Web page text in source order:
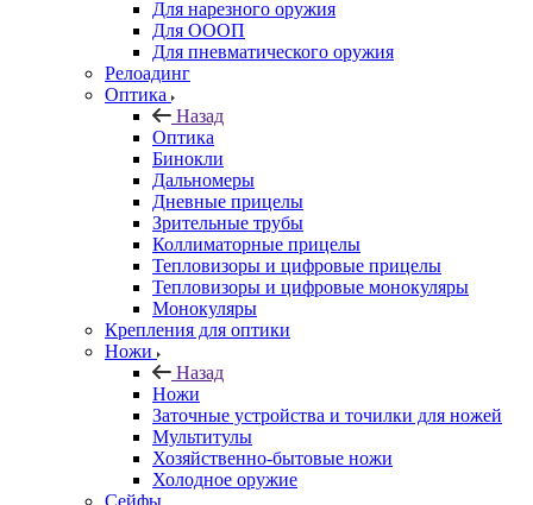
Для нарезного оружия
Для ОООП
Для пневматического оружия
Релоадинг
Оптика
Назад
Оптика
Бинокли
Дальномеры
Дневные прицелы
Зрительные трубы
Коллиматорные прицелы
Тепловизоры и цифровые прицелы
Тепловизоры и цифровые монокуляры
Монокуляры
Крепления для оптики
Ножи
Назад
Ножи
Заточные устройства и точилки для ножей
Мультитулы
Хозяйственно-бытовые ножи
Холодное оружие
Сейфы